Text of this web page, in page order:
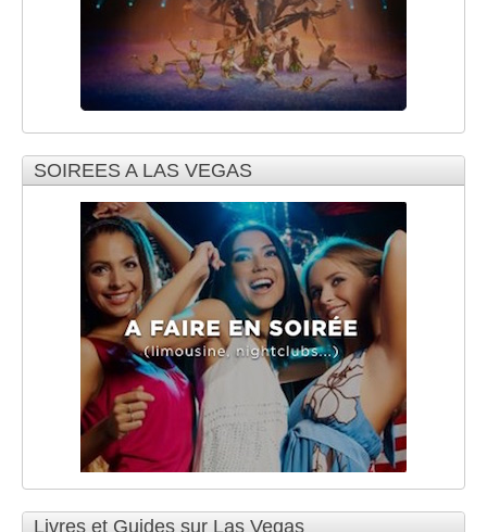
SOIREES A LAS VEGAS
Livres et Guides sur Las Vegas